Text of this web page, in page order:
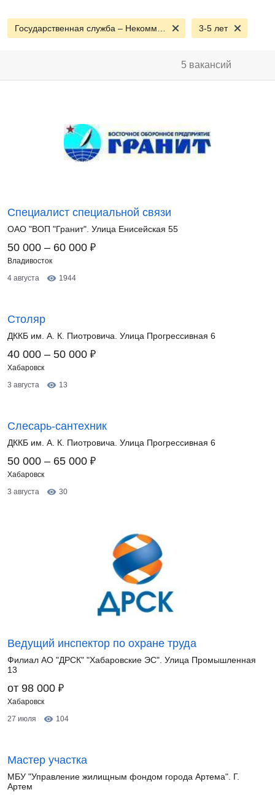
3-5 лет
5 вакансий
Специалист специальной связи
ОАО "ВОП "Гранит". Улица Енисейская 55
50 000 – 60 000 ₽
Владивосток
4 августа
1944
Столяр
ДККБ им. А. К. Пиотровича. Улица Прогрессивная 6
40 000 – 50 000 ₽
Хабаровск
3 августа
13
Слесарь-сантехник
ДККБ им. А. К. Пиотровича. Улица Прогрессивная 6
50 000 – 65 000 ₽
Хабаровск
3 августа
30
Ведущий инспектор по охране труда
Филиал АО "ДРСК" "Хабаровские ЭС". Улица Промышленная
13
от 98 000 ₽
Хабаровск
27 июля
104
Мастер участка
МБУ "Управление жилищным фондом города Артема". Г.
Артем